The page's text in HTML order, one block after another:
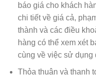
báo giá cho khách
chi tiết về giá cả,
thành và các điều
hàng có thể xem xét
cùng về việc sử dụng
Thỏa thuận và thanh